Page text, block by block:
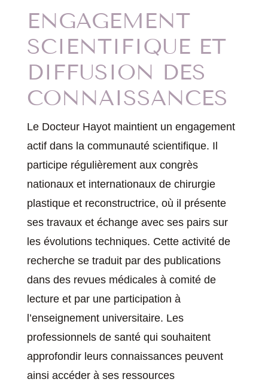
ENGAGEMENT
SCIENTIFIQUE ET
DIFFUSION DES
CONNAISSANCES
Le Docteur Hayot maintient un engagement
actif dans la communauté scientifique. Il
participe régulièrement aux congrès
nationaux et internationaux de chirurgie
plastique et reconstructrice, où il présente
ses travaux et échange avec ses pairs sur
les évolutions techniques. Cette activité de
recherche se traduit par des publications
dans des revues médicales à comité de
lecture et par une participation à
l’enseignement universitaire. Les
professionnels de santé qui souhaitent
approfondir leurs connaissances peuvent
ainsi accéder à ses ressources